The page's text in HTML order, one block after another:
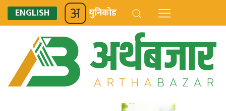
ENGLISH युनिकोड